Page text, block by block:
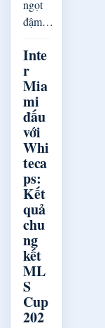
ngọt
đậm…
Inte
r
Mia
mi
đấu
với
Whi
teca
ps:
Kết
quả
chu
ng
kết
ML
S
Cup
202